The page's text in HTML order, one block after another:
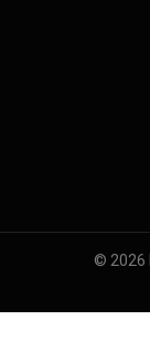
© 2026